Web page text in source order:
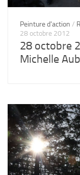
Peinture d'action /
28 octobre 2012
28 octobre
Michelle